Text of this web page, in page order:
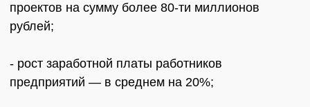
проектов на сумму более 80-ти миллионов
рублей;
- рост заработной платы работников
предприятий — в среднем на 20%;